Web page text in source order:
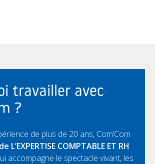
travailler avec
?
de plus de 20 ans, Com’Com
L’EXPERTISE COMPTABLE ET RH
accompagne le spectacle vivant, les